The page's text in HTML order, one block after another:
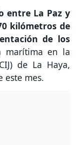
entre La Paz y
kilómetros de
de los
marítima en la
de La Haya,
este mes.